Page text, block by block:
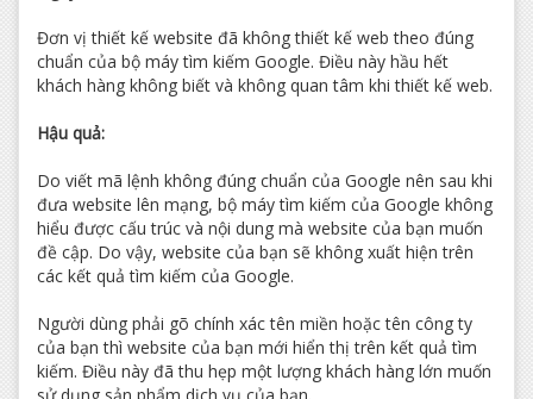
Đơn vị thiết kế website đã không thiết kế web theo đúng
chuẩn của bộ máy tìm kiếm Google. Điều này hầu hết
khách hàng không biết và không quan tâm khi thiết kế web.
Hậu quả:
Do viết mã lệnh không đúng chuẩn của Google nên sau khi
đưa website lên mạng, bộ máy tìm kiếm của Google không
hiểu được cấu trúc và nội dung mà website của bạn muốn
đề cập. Do vậy, website của bạn sẽ không xuất hiện trên
các kết quả tìm kiếm của Google.
Người dùng phải gõ chính xác tên miền hoặc tên công ty
của bạn thì website của bạn mới hiển thị trên kết quả tìm
kiếm. Điều này đã thu hẹp một lượng khách hàng lớn muốn